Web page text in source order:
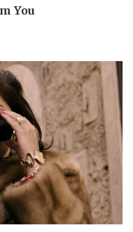
nghệ
điệu
Công nghệ
nghiệm
đổi số